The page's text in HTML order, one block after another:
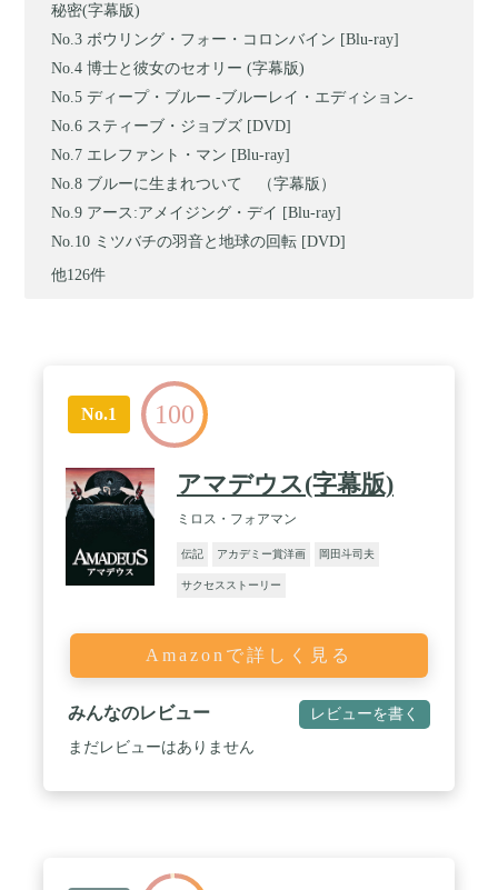
秘密(字幕版)
ボウリング・フォー・コロンバイン [Blu-ray]
博士と彼女のセオリー (字幕版)
ディープ・ブルー -ブルーレイ・エディション-
スティーブ・ジョブズ [DVD]
エレファント・マン [Blu-ray]
ブルーに生まれついて （字幕版）
アース:アメイジング・デイ [Blu-ray]
ミツバチの羽音と地球の回転 [DVD]
他126件
No.1 100
アマデウス(字幕版)
ミロス・フォアマン
伝記 アカデミー賞洋画 岡田斗司夫
サクセスストーリー
Amazonで詳しく見る
みんなのレビュー レビューを書く
まだレビューはありません